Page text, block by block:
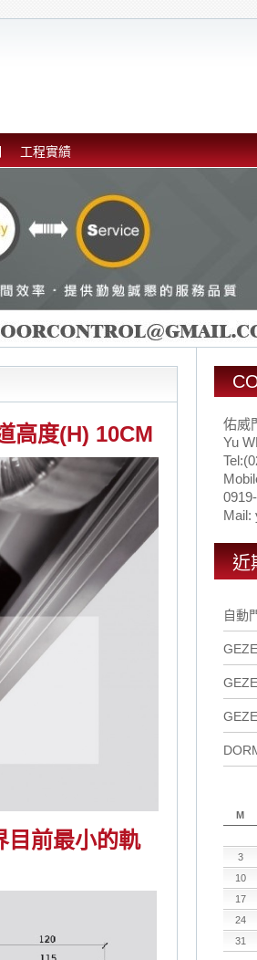
工程實績
高度(H) 10CM
目前最小的軌
佑威
Yu
Mail:
近
自動
M
3
10
17
24
31